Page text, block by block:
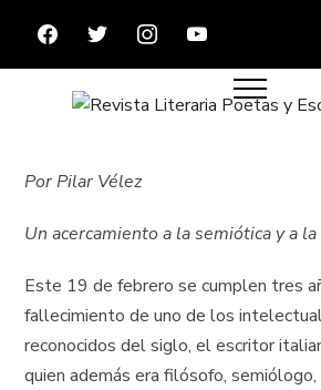
FACEBOOKTWITTERINSTAGRAMYOUTUBE
Por Pilar Vélez
Un acercamiento a la semiótica y a
Este 19 de febrero se cumplen tres
fallecimiento de uno de los
reconocidos del siglo, el escritor
quien además era filósofo,